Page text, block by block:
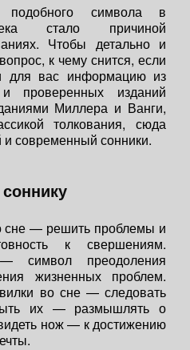
подобного символа в
стало причиной
Чтобы детально и
к чему снится, если
для вас информацию из
проверенных изданий
Миллера и Ванги,
толкования, сюда
современный сонники.
сне — решить проблемы и
к свершениям.
символ преодоления
жизненных проблем.
во сне — следовать
их — размышлять о
нож — к достижению